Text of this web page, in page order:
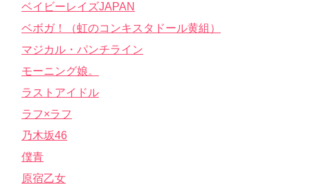
ベイビーレイズJAPAN
ベボガ！（虹のコンキスタドール黄組）
マジカル・パンチライン
モーニング娘。
ラストアイドル
ラフ×ラフ
乃木坂46
僕青
原宿乙女